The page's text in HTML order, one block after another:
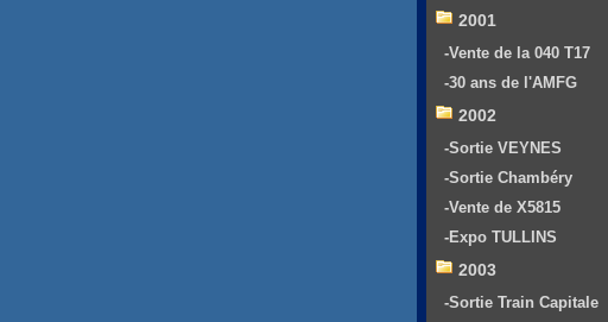
2001
-Vente de la 040 T17
-30 ans de l'AMFG
2002
-Sortie VEYNES
-Sortie Chambéry
-Vente de X5815
-Expo TULLINS
2003
-Sortie Train Capitale